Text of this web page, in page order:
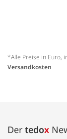
*Alle Preise in Euro,
Versandkosten
Der tedox